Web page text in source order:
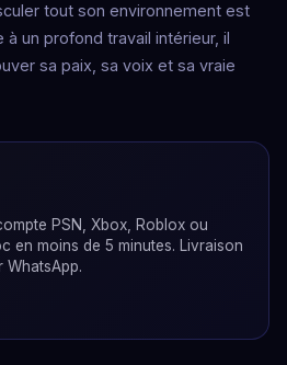
tout son environnement est
un profond travail intérieur, il
sa paix, sa voix et sa vraie
PSN, Xbox, Roblox ou
en moins de 5 minutes. Livraison
WhatsApp.